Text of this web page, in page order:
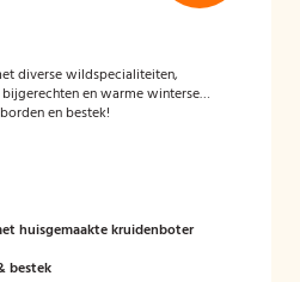
diverse wildspecialiteiten,
en warme winterse
en bestek!
huisgemaakte kruidenboter
bestek